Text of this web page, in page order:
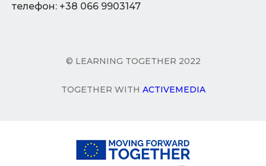
телефон: +38 066 9903147
© LEARNING TOGETHER 2022
TOGETHER WITH ACTIVEMEDIA